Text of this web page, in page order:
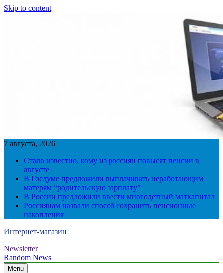
Skip to content
7 августа, 2026
Стало известно, кому из россиян повысят пенсии в
августе
В Госдуме предложили выплачивать неработающим
матерям “родительскую зарплату”
В России предложили ввести многодетный маткапитал
Россиянам назвали способ сохранить пенсионные
накопления
Интернет-магазин
Newsletter
Random News
Menu